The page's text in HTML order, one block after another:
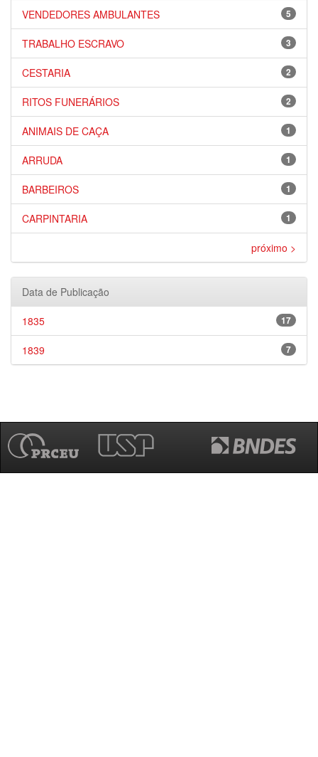
5
VENDEDORES AMBULANTES
3
TRABALHO ESCRAVO
2
CESTARIA
2
RITOS FUNERÁRIOS
1
ANIMAIS DE CAÇA
1
ARRUDA
1
BARBEIROS
1
CARPINTARIA
próximo >
Data de Publicação
17
1835
7
1839